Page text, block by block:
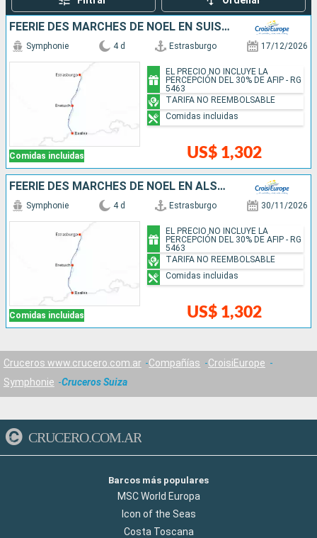
FÉERIE DES MARCHÉS DE NOËL EN SUISSE ET EN ALSACE AU FIL DU RHIN
Comidas incluidas
Symphonie 4 d Estrasburgo 17/12/2026
US$ 1,302
EL PRECIO NO INCLUYE LA
PERCEPCIÓN DEL 30% DE AFIP - RG
5463
TARIFA NO REEMBOLSABLE
Comidas incluidas
FÉERIE DES MARCHÉS DE NOËL EN ALSACE ET EN SUISSE AU FIL DU RHIN
Comidas incluidas
Symphonie 4 d Estrasburgo 30/11/2026
US$ 1,302
EL PRECIO NO INCLUYE LA
PERCEPCIÓN DEL 30% DE AFIP - RG
5463
TARIFA NO REEMBOLSABLE
Comidas incluidas
Cruceros www.crucero.com.ar Compañías
CroisiEurope
Symphonie
Cruceros Suiza
CRUCERO.COM.AR
Barcos más populares
MSC World Europa
Icon of the Seas
Costa Toscana